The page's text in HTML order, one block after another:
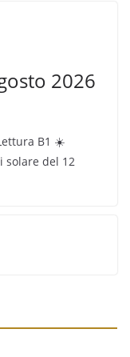
2026
B1 ☀️
solare del 12